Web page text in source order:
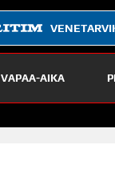
VAPAA-AIKA